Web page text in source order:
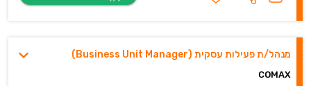
מנהל/ת פעילות עסקית (Business Unit Manager)
COMAX